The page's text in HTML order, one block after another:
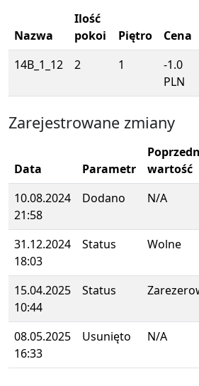
Nazwa
Ilość
pokoi
Piętro Cena
14B_1_12
2 1
-1.0
PLN
Zarejestrowane zmiany
Data Parametr
wartość
10.08.2024
21:58
Dodano N/A
31.12.2024
18:03
Status Wolne
15.04.2025
10:44
Status
08.05.2025
16:33
Usunięto N/A